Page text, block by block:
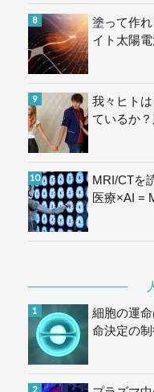
塗って作
イト太陽
我々ヒト
ているか
MRI/CTを
医療×AI =
細胞の運
命決定の